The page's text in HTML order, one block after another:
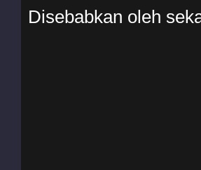
Disebabkan oleh